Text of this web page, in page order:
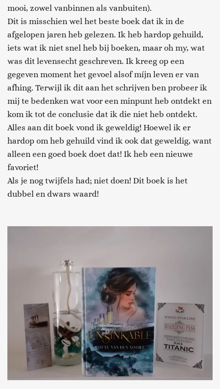
mooi, zowel vanbinnen als vanbuiten).
Dit is misschien wel het beste boek dat ik in de
afgelopen jaren heb gelezen. Ik heb hardop gehuild,
iets wat ik niet snel heb bij boeken, maar oh my, wat
was dit levensecht geschreven. Ik kreeg op een
gegeven moment het gevoel alsof míjn leven er van
afhing. Terwijl ik dit aan het schrijven ben probeer ik
mij te bedenken wat voor een minpunt heb ontdekt en
kom ik tot de conclusie dat ik die niet heb ontdekt.
Alles aan dit boek vond ik geweldig! Hoewel ik er
hardop om heb gehuild vind ik ook dat geweldig, want
alleen een goed boek doet dat! Ik heb een nieuwe
favoriet!
Als je nog twijfels had; niet doen! Dit boek is het
dubbel en dwars waard!